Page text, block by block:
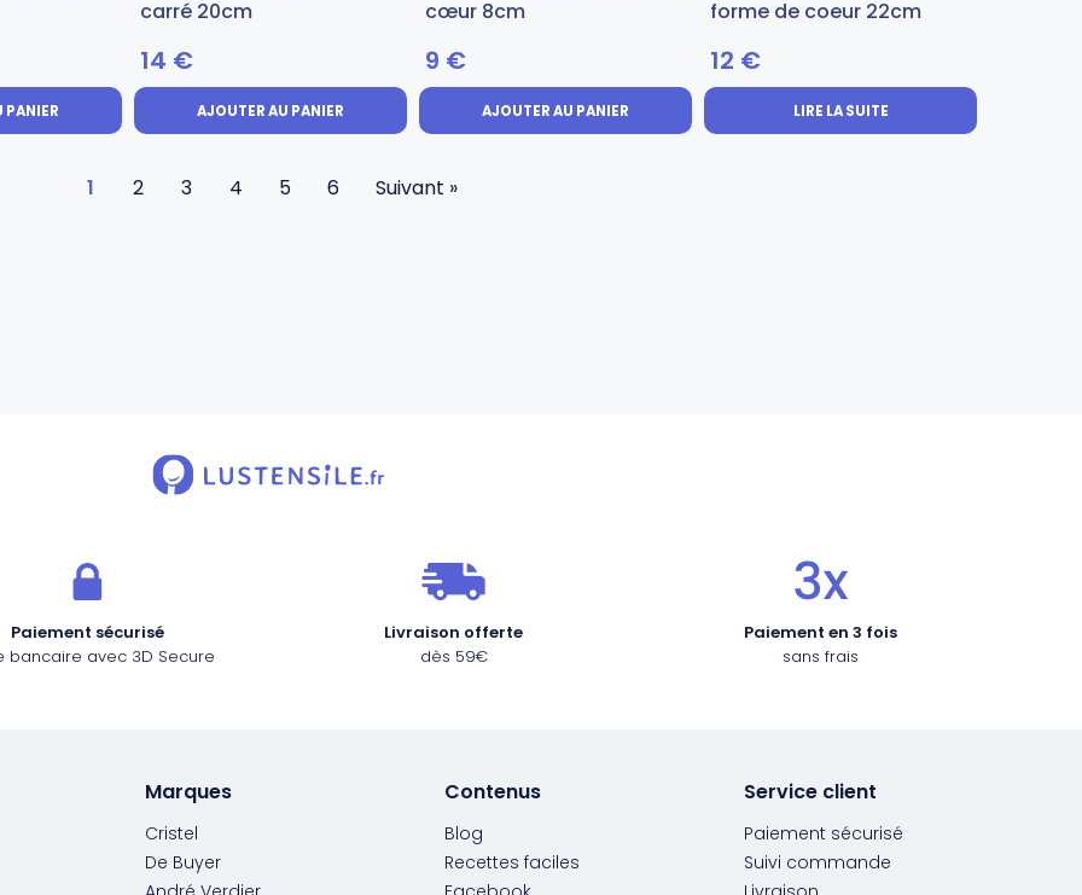
PANIER
carré 20cm
14 €
AJOUTER AU PANIER
cœur 8cm
9 €
AJOUTER AU PANIER
forme de coeur 22cm
12 €
LIRE LA SUITE
1 2 3 4 5 6 Suivant »
Paiement sécurisé
bancaire avec 3D Secure
Livraison offerte
dès 59€
Paiement en 3 fois
sans frais
Marques
Cristel
De Buyer
Contenus
Blog
Recettes faciles
Service client
Paiement sécurisé
Suivi commande